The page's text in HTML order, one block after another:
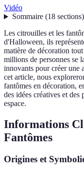
Vidéo
Sommaire(18 sections)
Les citrouilles et les
d'Halloween, ils
matière de décoration
millions de personnes se
innovants pour créer une
cet article, nous
fantômes en décoration,
des idées créatives et
espace.
Informations
Fantômes
Origines et